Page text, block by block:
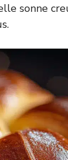
sonne